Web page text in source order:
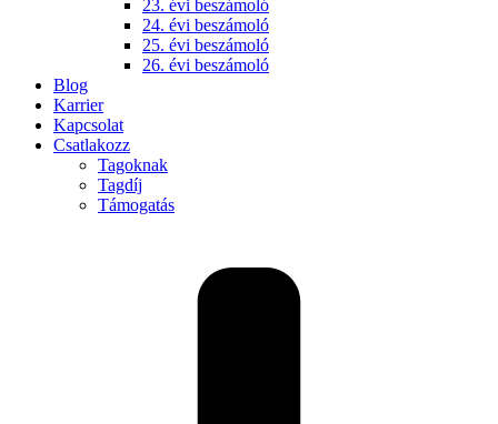
23. évi beszámoló
24. évi beszámoló
25. évi beszámoló
26. évi beszámoló
Blog
Karrier
Kapcsolat
Csatlakozz
Tagoknak
Tagdíj
Támogatás